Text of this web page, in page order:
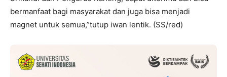
bermanfaat bagi masyarakat dan juga bisa menjadi
magnet untuk semua,”tutup iwan lentik. (SS/red)